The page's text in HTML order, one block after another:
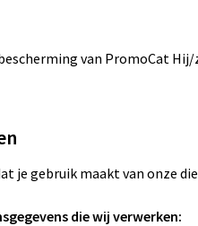
van PromoCat
je gebruik maakt van onze
die wij verwerken: